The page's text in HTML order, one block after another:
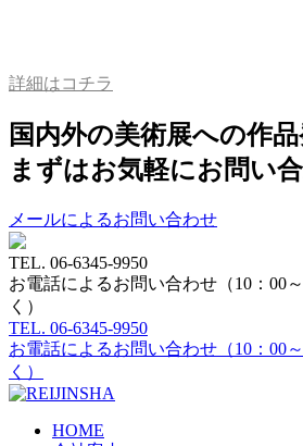
詳細はコチラ
国内外の美術展への作
まずはお気軽にお問い
メールによるお問い合わせ
TEL. 06-6345-9950
お電話によるお問い合わせ（10：00
く）
TEL. 06-6345-9950
お電話によるお問い合わせ（10：00
く）
HOME